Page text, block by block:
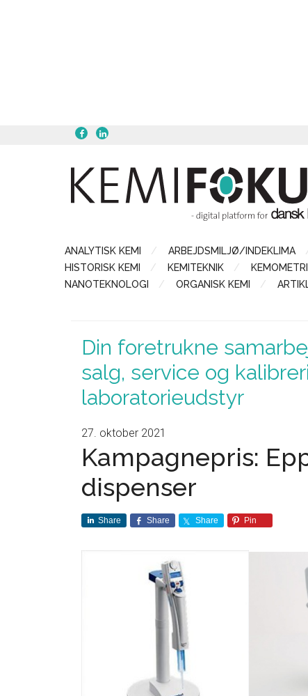
ANALYTISK KEMI ARBEJDSMILJØ/INDEKLIMA
HISTORISK KEMI
KEMITEKNIK KEMOMETRI
NANOTEKNOLOGI
ORGANISK KEMI
Din foretrukne
salg, service og
laboratorieudstyr
27. oktober 2021
Kampagnepris:
dispenser
Share Share Share Pin